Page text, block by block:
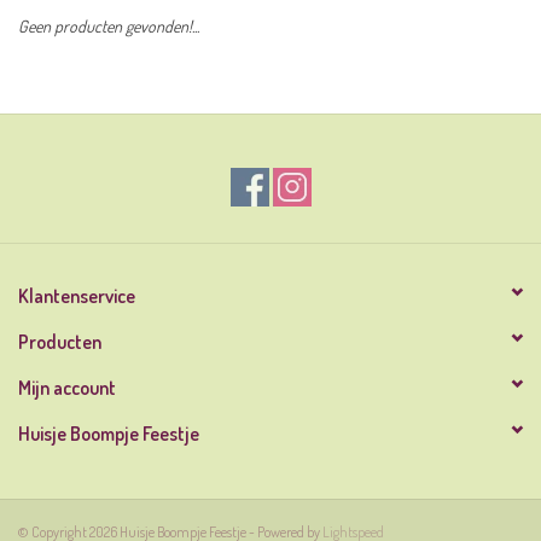
Geen producten gevonden!...
Klantenservice
Producten
Mijn account
Huisje Boompje Feestje
© Copyright 2026 Huisje Boompje Feestje - Powered by Lightspeed